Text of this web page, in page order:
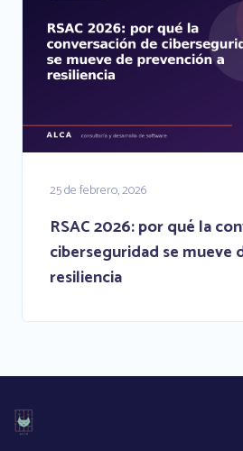
25 de febrero, 2026
RSAC 2026: por qué la
ciberseguridad se mueve
resiliencia